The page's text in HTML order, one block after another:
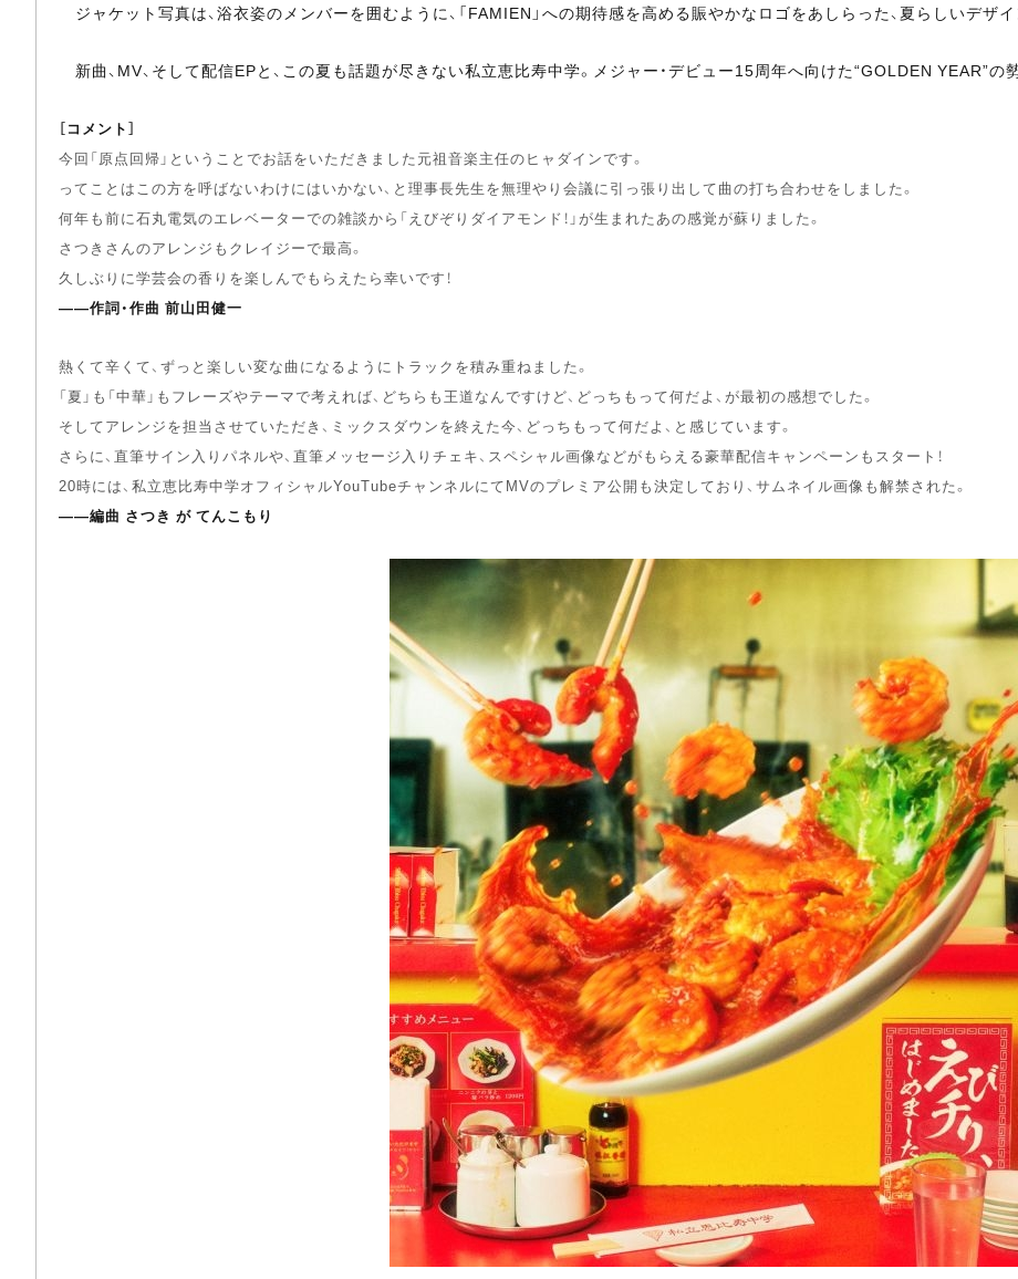
ジャケット写真は、浴衣姿のメンバーを囲むように、「FAMIEN」への期待感を高める賑やかなロゴをあしらった、夏らしいデザイ
新曲、MV、そして配信EPと、この夏も話題が尽きない私立恵比寿中学。メジャー・デビュー15周年へ向けた“GOLDEN YEAR”の
［コメント］
今回「原点回帰」ということでお話をいただきました元祖音楽主任のヒャダインです。
ってことはこの方を呼ばないわけにはいかない、と理事長先生を無理やり会議に引っ張り出して曲の打ち合わせをしました。
何年も前に石丸電気のエレベーターでの雑談から「えびぞりダイアモンド！」が生まれたあの感覚が蘇りました。
さつきさんのアレンジもクレイジーで最高。
久しぶりに学芸会の香りを楽しんでもらえたら幸いです！
――作詞・作曲 前山田健一
熱くて辛くて、ずっと楽しい変な曲になるようにトラックを積み重ねました。
「夏」も「中華」もフレーズやテーマで考えれば、どちらも王道なんですけど、どっちもって何だよ、が最初の感想でした。
そしてアレンジを担当させていただき、ミックスダウンを終えた今、どっちもって何だよ、と感じています。
さらに、直筆サイン入りパネルや、直筆メッセージ入りチェキ、スペシャル画像などがもらえる豪華配信キャンペーンもスタート！
20時には、私立恵比寿中学オフィシャルYouTubeチャンネルにてMVのプレミア公開も決定しており、サムネイル画像も解禁された。
――編曲 さつき が てんこもり